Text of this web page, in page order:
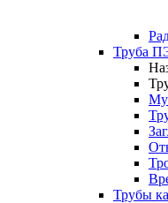
Труба
Трубы